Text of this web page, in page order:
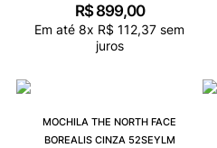
R$ 899,00
Em até 8x R$ 112,37 sem
juros
MOCHILA THE NORTH FACE
BOREALIS CINZA 52SEYLM